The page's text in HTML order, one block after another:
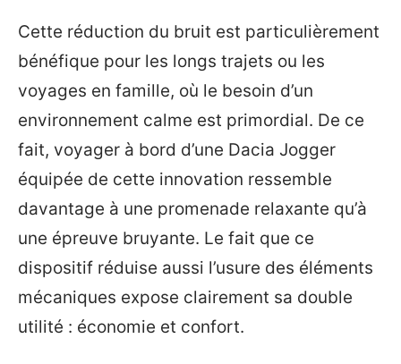
Cette réduction du bruit est particulièrement
bénéfique pour les longs trajets ou les
voyages en famille, où le besoin d’un
environnement calme est primordial. De ce
fait, voyager à bord d’une Dacia Jogger
équipée de cette innovation ressemble
davantage à une promenade relaxante qu’à
une épreuve bruyante. Le fait que ce
dispositif réduise aussi l’usure des éléments
mécaniques expose clairement sa double
utilité : économie et confort.